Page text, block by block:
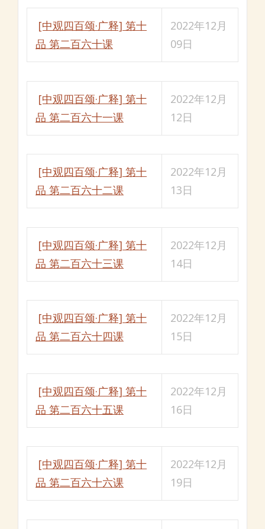
[中观四百颂·广释] 第十
品 第二百六十课
2022年12月
09日
[中观四百颂·广释] 第十
品 第二百六十一课
2022年12月
12日
[中观四百颂·广释] 第十
品 第二百六十二课
2022年12月
13日
[中观四百颂·广释] 第十
品 第二百六十三课
2022年12月
14日
[中观四百颂·广释] 第十
品 第二百六十四课
2022年12月
15日
[中观四百颂·广释] 第十
品 第二百六十五课
2022年12月
16日
[中观四百颂·广释] 第十
品 第二百六十六课
2022年12月
19日